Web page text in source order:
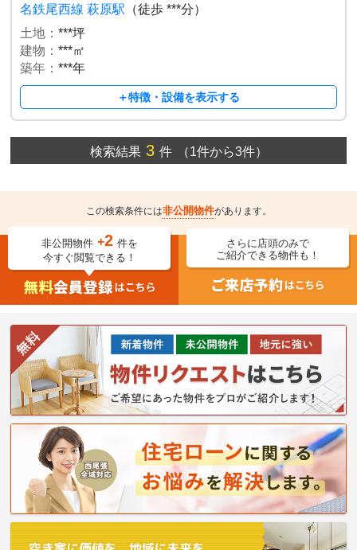
名鉄尾西線 萩原駅 （徒歩 ***分）
土地：***坪
建物：***㎡
築年：***年
＋特徴・設備を表示する
検索結果3 件 （1件から3件）
この検索条件には非公開物件があります。
非公開物件 +2 件を
今すぐ閲覧できる！
さらに店頭のみで
ご紹介できる物件も！